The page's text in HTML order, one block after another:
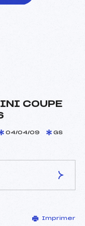
COUPE
04/04/09 GS
PIERRE (MB)
Imprimer